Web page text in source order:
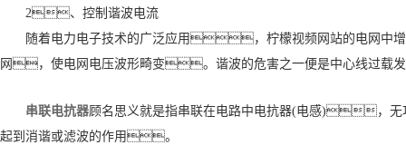
2、控制谐波电流
随着电力电子技术的广泛应用，柠檬视频网站的电网中
网，使电网电压波形畸变。谐波的危害之一便是中心线
串联电抗器顾名思义就是指串联在电路中电抗器(电感)，无
起到消谐或滤波的作用。